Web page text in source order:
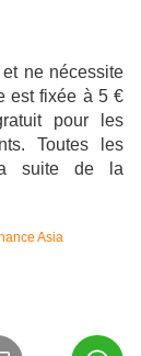
ne nécessite
est fixée à 5 €
pour les
Toutes les
suite de la
Asia